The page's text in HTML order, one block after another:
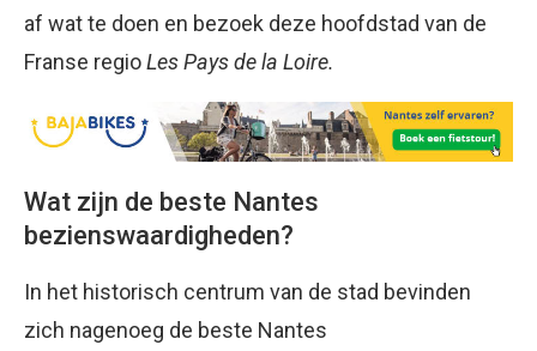
af wat te doen en bezoek deze hoofdstad van de
Franse regioLes Pays de la Loire.
Wat zijn de beste Nantes
bezienswaardigheden?
In het historisch centrum van de stad bevinden
zich nagenoeg de beste Nantes